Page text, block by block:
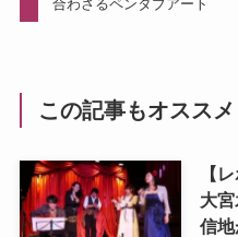
合わさるペンタブアート
この記事もオススメ
【
大
信